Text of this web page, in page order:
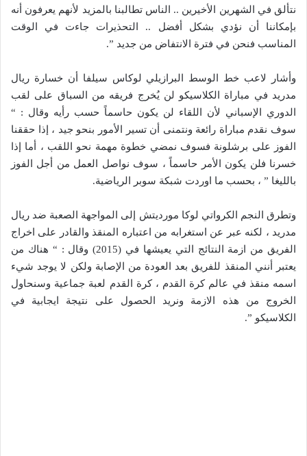
نتألق في الشهرين الأخيرين .. الناس تطالبنا بالمزيد لأنهم يعرفون أنه
بإمكاننا أن نؤدي بشكل أفضل .. التحذيرات جاءت في الوقت
المناسب فنحن في فترة الانتفاض من جديد ”.
وأشار لاعب خط الوسط البرازيلي لوكاس سيلفا أن خسارة ريال
مدريد في مباراة الكلاسيكو لن يُخرج فريقه من السباق على لقب
الدوري الإسباني لأن اللقاء لن يكون حاسماً حسب رأيه وقال : “
سوف نقدم مباراة رائعة ونتمنى أن تسير الأمور بنحو جيد ، إذا حققنا
الفوز على برشلونة فسوف نمضي خطوة مهمة نحو اللقب ، أما إذا
خسرنا فلن يكون الأمر حاسماً ، سوف نواصل العمل من أجل الفوز
بالليغا ” ، بحسب ما اوردت شبكة سوبر الرياضية.
وتطرق النجم الكرواتي لوكا مورديتش إلى المواجهة الصعبة ضد ريال
مدريد ، لكنه عبر عن استغرابه من اعتباره المنقذ والقادر على اخراج
الفريق من ازمة النتائج التي يعيشها في (2015) وقال : “ هناك من
يعتبر أنني المنقذ للفريق بعد العودة من الإصابة ولكن لا يوجد شيء
اسمه منقذ في عالم كرة القدم ، كرة القدم لعبة جماعية وسنحاول
الخروج من هذه الازمة ونريد الحصول على نتيجة ايجابية في
الكلاسيكو ”.